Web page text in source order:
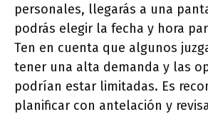
personales, llegarás a una
podrás elegir la fecha y hora
Ten en cuenta que algunos
tener una alta demanda y las
podrían estar limitadas. Es
planificar con antelación y